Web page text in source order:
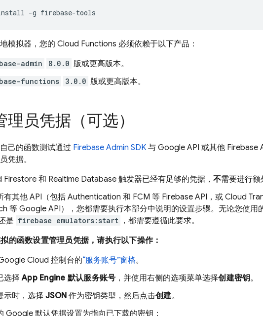
-g firebase-tools
模拟器，您的 Cloud Functions 必须依赖于以下产品：
admin 8.0.0 版或更高版本。
functions 3.0.0 版或更高版本。
理员凭据（可选）
己的函数测试通过 Firebase Admin SDK 与 Google API 或其他 Firebase
凭据。
Firestore 和 Realtime Database 触发器已经有足够的凭据， 不需要进行额
有其他 API（包括Authentication 和 FCM 等 Firebase API，或 Cloud
等 Google API），您都需要执行本部分中说明的设置步骤。无论您使用
是 firebase emulators:start ，都需要遵循此要求。
的函数设置管理员凭据，请执行以下操作：
Cloud 控制台的“服务账号”窗格。
选择App Engine 默认服务账号 ，并使用右侧的选项菜单选择创建密钥。
示时，选择 JSON 作为密钥类型，然后点击创建。
Google 默认凭据设置为指向已下载的密钥：